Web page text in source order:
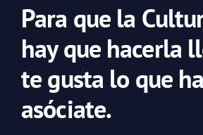
Para que la
hay que hacerla
te gusta lo que
asóciate.